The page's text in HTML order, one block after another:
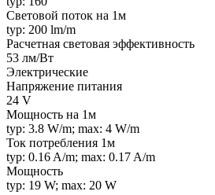
Световой поток на 1м
typ: 200 lm/m
Расчетная световая эффективность
53 лм/Вт
Электрические
Напряжение питания
24 V
Мощность на 1м
typ: 3.8 W/m; max: 4 W/m
Ток потребления 1м
typ: 0.16 A/m; max: 0.17 A/m
Мощность
typ: 19 W; max: 20 W